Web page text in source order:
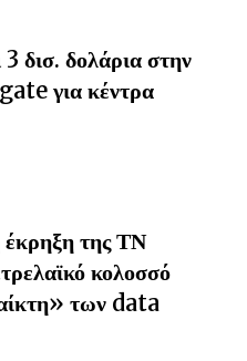
δισ. δολάρια στην
για κέντρα
της ΤΝ
κολοσσό
των data